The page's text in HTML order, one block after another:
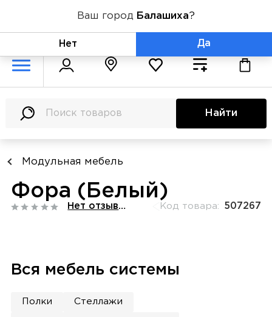
+7 (800) 775-71-06
Найти
Модульная мебель
Фора (Белый)
Код товара: 507267
Нет отзывов
Вся мебель системы
Полки Стеллажи
Ваш город Балашиха?
Нет Да